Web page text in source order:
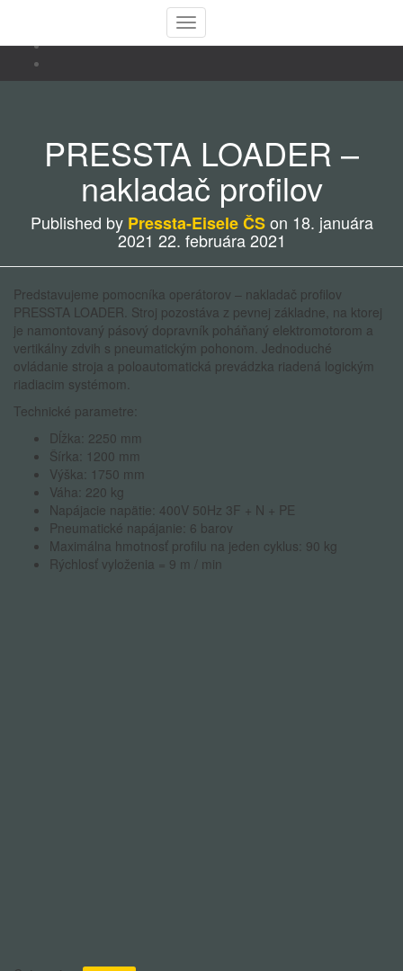
Toggle Navigation
PRESSTA LOADER –
nakladač profilov
Published by Pressta-Eisele ČSon 18. januára
2021 22. februára 2021
Predstavujeme pomocníka operátorov – nakladač profilov
PRESSTA LOADER. Stroj pozostáva z pevnej základne, na ktorej
je namontovaný pásový dopravník poháňaný elektromotorom a
vertikálny zdvih s pneumatickým pohonom. Jednoduché
ovládanie stroja a poloautomatická prevádzka riadená logickým
riadiacim systémom.
Technické parametre:
Dĺžka: 2250 mm
Šírka: 1200 mm
Výška: 1750 mm
Váha: 220 kg
Napájacie napätie: 400V 50Hz 3F + N + PE
Pneumatické napájanie: 6 barov
Maximálna hmotnosť profilu na jeden cyklus: 90 kg
Rýchlosť vyloženia = 9 m / min